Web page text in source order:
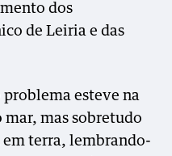
dos
de Leiria e das
esteve na
mas sobretudo
terra, lembrando-